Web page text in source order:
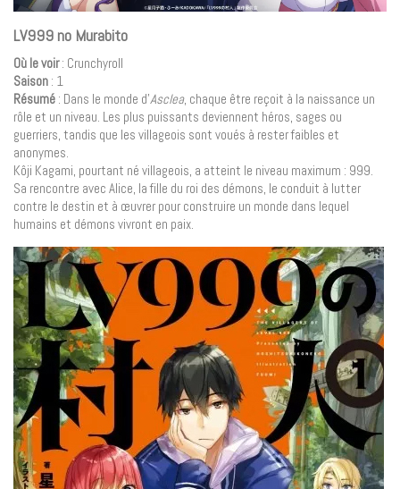
LV999 no Murabito
Où le voir: Crunchyroll
Saison : 1
Résumé : Dans le monde d’Asclea, chaque être reçoit à la naissance un
rôle et un niveau. Les plus puissants deviennent héros, sages ou
guerriers, tandis que les villageois sont voués à rester faibles et
anonymes.
Kôji Kagami, pourtant né villageois, a atteint le niveau maximum : 999.
Sa rencontre avec Alice, la fille du roi des démons, le conduit à lutter
contre le destin et à œuvrer pour construire un monde dans lequel
humains et démons vivront en paix.